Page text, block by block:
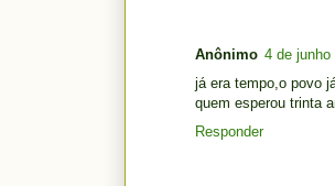
Anônimo 4 de junho
já era tempo,o povo
quem esperou trinta
Responder